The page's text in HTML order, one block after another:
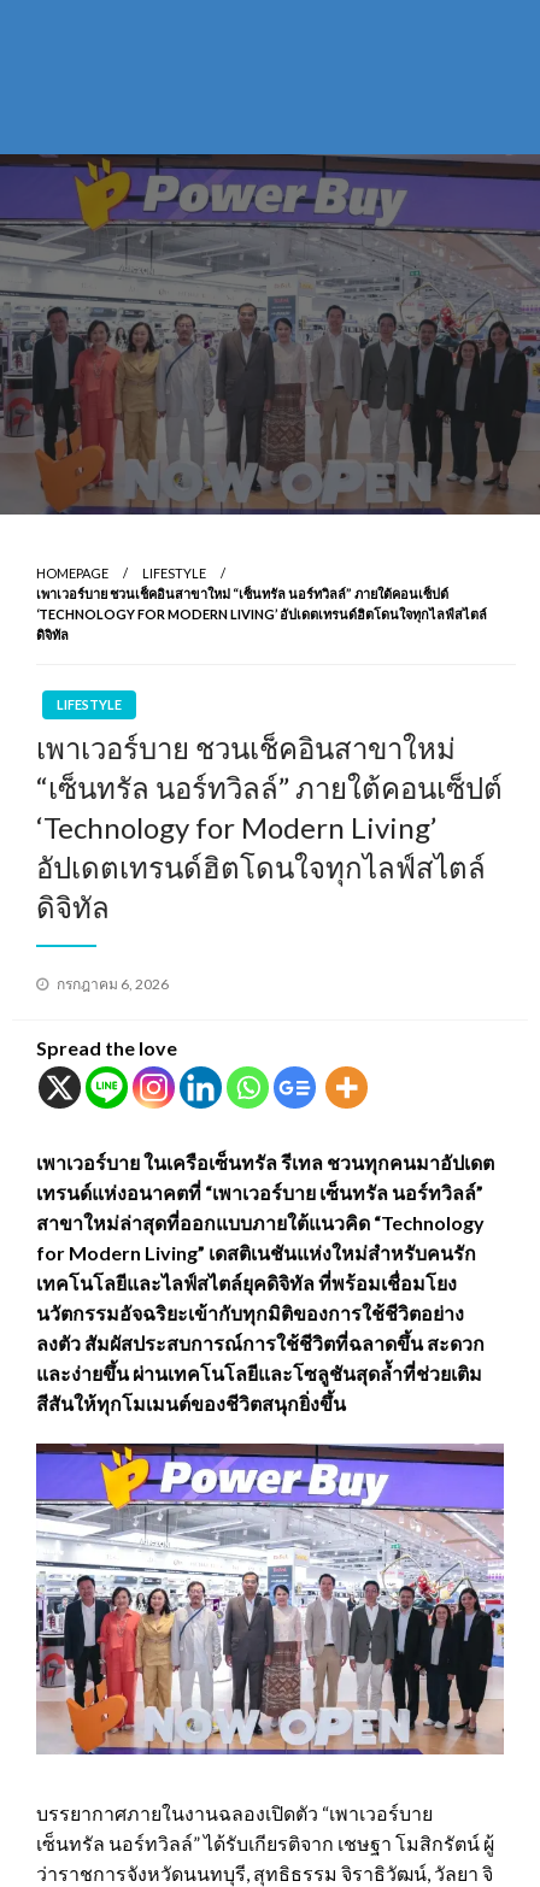
HOMEPAGE
LIFESTYLE
เพาเวอร์บาย ชวนเช็คอินสาขาใหม่ “เซ็นทรัล นอร์ทวิลล์” ภายใต้คอนเซ็ปต์
‘TECHNOLOGY FOR MODERN LIVING’ อัปเดตเทรนด์ฮิตโดนใจทุกไลฟ์สไตล์
ดิจิทัล
LIFESTYLE
เพาเวอร์บาย ชวนเช็คอินสาขาใหม่
“เซ็นทรัล นอร์ทวิลล์” ภายใต้คอนเซ็ปต์
‘Technology for Modern Living’
อัปเดตเทรนด์ฮิตโดนใจทุกไลฟ์สไตล์
ดิจิทัล
Posted
กรกฎาคม 6, 2026
Spread the love
เพาเวอร์บาย ในเครือเซ็นทรัล รีเทล ชวนทุกคนมาอัปเดต
เทรนด์แห่งอนาคตที่ “เพาเวอร์บาย เซ็นทรัล นอร์ทวิลล์”
สาขาใหม่ล่าสุดที่ออกแบบภายใต้แนวคิด “Technology
for Modern Living” เดสติเนชันแห่งใหม่สำหรับคนรัก
เทคโนโลยีและไลฟ์สไตล์ยุคดิจิทัล ที่พร้อมเชื่อมโยง
นวัตกรรมอัจฉริยะเข้ากับทุกมิติของการใช้ชีวิตอย่าง
ลงตัว สัมผัสประสบการณ์การใช้ชีวิตที่ฉลาดขึ้น สะดวก
และง่ายขึ้น ผ่านเทคโนโลยีและโซลูชันสุดล้ำที่ช่วยเติม
สีสันให้ทุกโมเมนต์ของชีวิตสนุกยิ่งขึ้น
บรรยากาศภายในงานฉลองเปิดตัว “เพาเวอร์บาย
เซ็นทรัล นอร์ทวิลล์” ได้รับเกียรติจาก เชษฐา โมสิกรัตน์ ผู้
ว่าราชการจังหวัดนนทบุรี, สุทธิธรรม จิราธิวัฒน์, วัลยา จิ